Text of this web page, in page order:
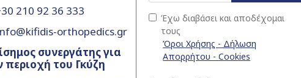
210 92 36 333
orthopedics.gr
συνεργάτης για
περιοχή του Γκύζη
Έχω διαβάσει και αποδέχομαι
τους
Όροι Χρήσης - Δήλωση
Απορρήτου - Cookies